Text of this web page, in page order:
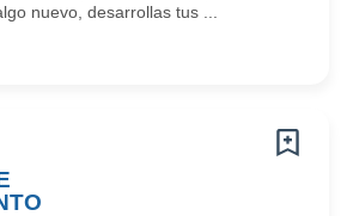
nuevo, desarrollas tus ...